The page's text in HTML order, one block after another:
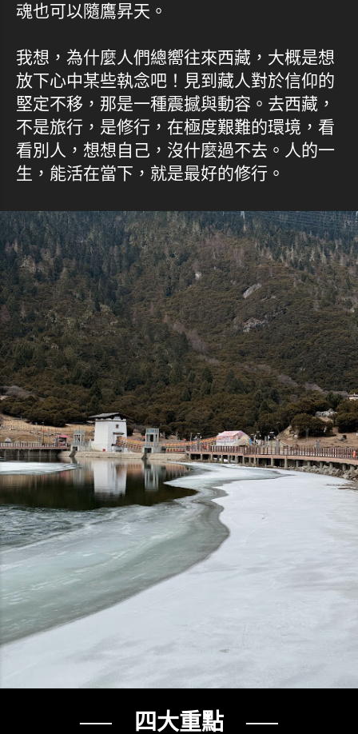
魂也可以隨鷹昇天。
我想，為什麼人們總嚮往來西藏，大概是想
放下心中某些執念吧！見到藏人對於信仰的
堅定不移，那是一種震撼與動容。去西藏，
不是旅行，是修行，在極度艱難的環境，看
看別人，想想自己，沒什麼過不去。人的一
生，能活在當下，就是最好的修行。
── 四大重點 ──